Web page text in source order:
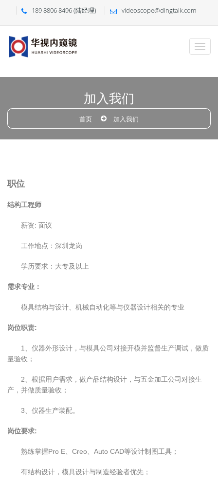
189 8806 8496 (陆经理) videoscope@dingtalk.com
加入我们
首页 加入我们
职位
结构工程师
薪资: 面议
工作地点：深圳龙岗
学历要求：大专及以上
需求专业：
模具结构与设计、机械自动化等与仪器设计相关的专业
岗位职责:
1、仪器外形设计，与模具公司对接开模并监督生产调试，做质
量验收；
2、根据用户需求，做产品结构设计，与五金加工公司对接生
产，并做质量验收；
3、仪器生产装配。
岗位要求:
熟练掌握Pro E、Creo、Auto CAD等设计制图工具；
有结构设计，模具设计与制造经验者优先；